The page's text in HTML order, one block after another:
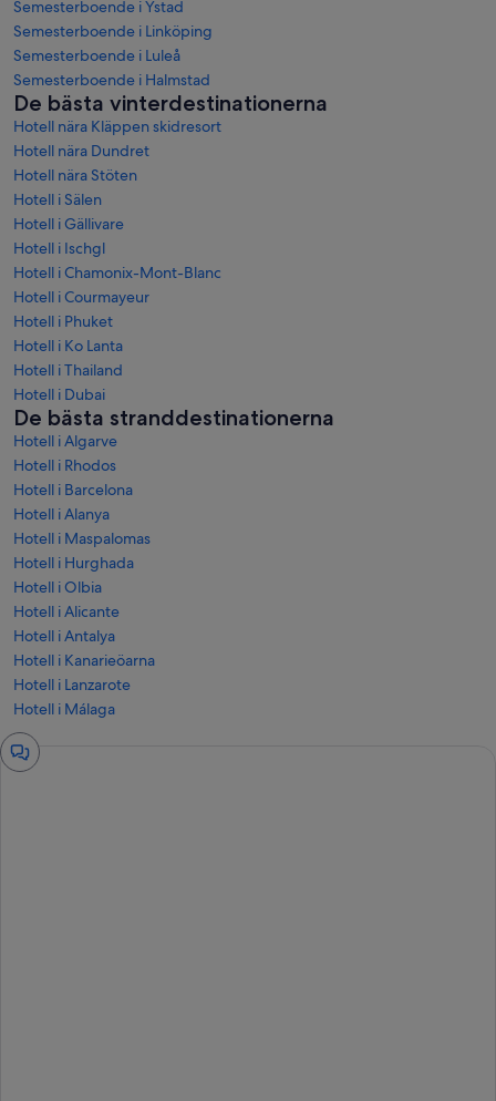
Semesterboende i Ystad
Semesterboende i Linköping
Semesterboende i Luleå
Semesterboende i Halmstad
De bästa vinterdestinationerna
Hotell nära Kläppen skidresort
Hotell nära Dundret
Hotell nära Stöten
Hotell i Sälen
Hotell i Gällivare
Hotell i Ischgl
Hotell i Chamonix-Mont-Blanc
Hotell i Courmayeur
Hotell i Phuket
Hotell i Ko Lanta
Hotell i Thailand
Hotell i Dubai
De bästa stranddestinationerna
Hotell i Algarve
Hotell i Rhodos
Hotell i Barcelona
Hotell i Alanya
Hotell i Maspalomas
Hotell i Hurghada
Hotell i Olbia
Hotell i Alicante
Hotell i Antalya
Hotell i Kanarieöarna
Hotell i Lanzarote
Hotell i Málaga
Chattfönster